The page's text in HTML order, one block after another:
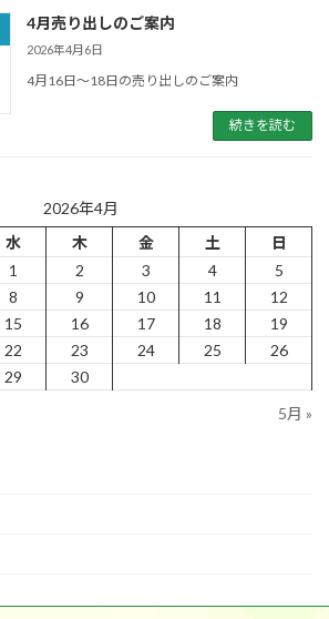
4月売り出しのご案内
2026年4月6日
4月16日～18日の売り出しのご案内
続きを読む
2026年4月
水 木 金 土
日
1
2 3 4
5
8 9 10 11
12
15 16 17 18
19
22 23 24 25
26
29
30
5月 »